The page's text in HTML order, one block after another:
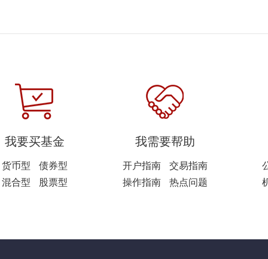
我要买基金
货币型
债券型
混合型
股票型
我需要帮助
开户指南
交易指南
操作指南
热点问题